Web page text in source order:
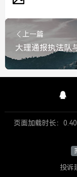
上一篇
页面加载时长：
投诉